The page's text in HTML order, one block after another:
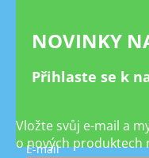
NOVINKY
Přihlaste se k
Vložte svůj e-mail a
o nových produktech
E-mail